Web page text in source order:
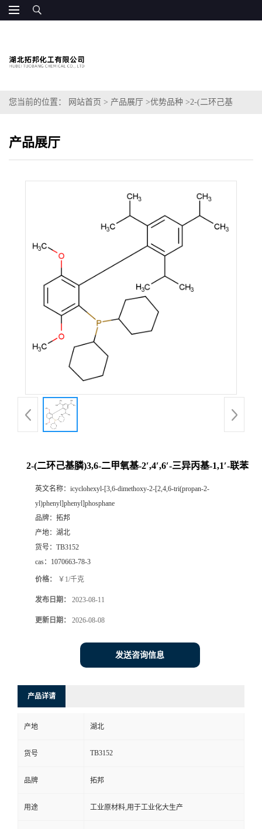
您当前的位置： 网站首页 > 产品展厅 >优势品种 >2-(二环己基
产品展厅
2-(二环己基膦)3,6-二甲氧基-2′,4′,6′-三异丙基-1,1′-联苯
英文名称： icyclohexyl-[3,6-dimethoxy-2-[2,4,6-tri(propan-2-
yl)phenyl]phenyl]phosphane
品牌： 拓邦
产地： 湖北
货号： TB3152
cas： 1070663-78-3
价格： ￥1/千克
发布日期： 2023-08-11
更新日期： 2026-08-08
发送咨询信息
产品详请
产地 湖北
货号 TB3152
品牌 拓邦
用途 工业原材料,用于工业化大生产